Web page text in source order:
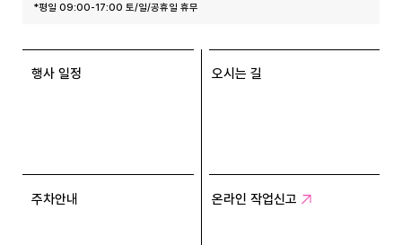
*평일 09:00-17:00 토/일/공휴일 휴무
행사 일정 오시는 길
주차안내 온라인 작업신고